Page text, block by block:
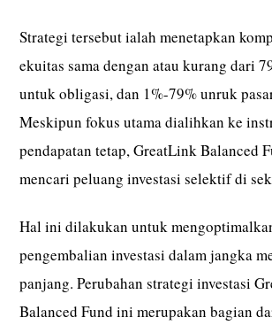
Strategi tersebut ialah menetapkan
ekuitas sama dengan atau kurang dari
untuk obligasi, dan 1%-79% unruk
Meskipun fokus utama dialihkan ke
pendapatan tetap, GreatLink Balanced
mencari peluang investasi selektif di
Hal ini dilakukan untuk
pengembalian investasi dalam jangka
panjang. Perubahan strategi investasi
Balanced Fund ini merupakan bagian